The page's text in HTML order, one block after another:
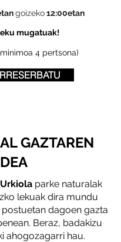
goizeko12:00etan
mugatuak!
4 pertsona)
GAZTAREN
parke naturalak
lekuak dira mundu
postuetan dagoen gazta
Beraz, badakizu
ahogozagarri hau.